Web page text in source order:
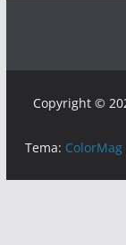
Copyright ©
Tema: ColorMag